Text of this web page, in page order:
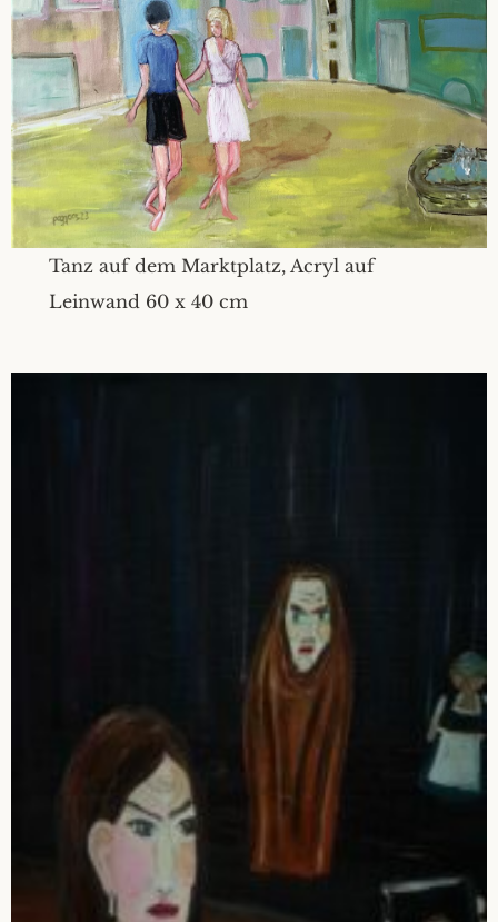
Tanz auf dem Marktplatz, Acryl auf
Leinwand 60 x 40 cm